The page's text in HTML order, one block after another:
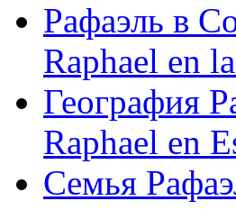
Рафаэль в
Raphael en
География
Raphael en
Семья